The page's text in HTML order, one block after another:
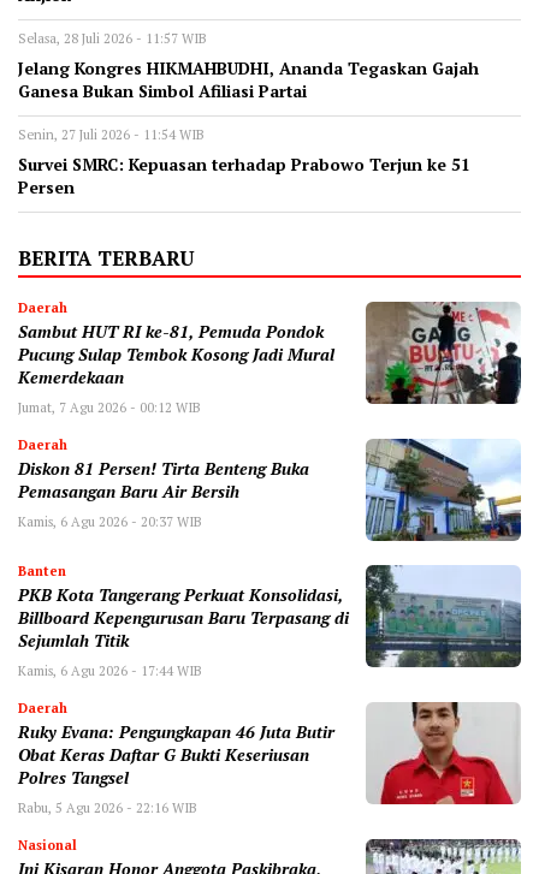
Selasa, 28 Juli 2026 - 11:57 WIB
‎Jelang Kongres HIKMAHBUDHI, Ananda Tegaskan Gajah
Ganesa Bukan Simbol Afiliasi Partai
Senin, 27 Juli 2026 - 11:54 WIB
‎Survei SMRC: Kepuasan terhadap Prabowo Terjun ke 51
Persen
BERITA TERBARU
Daerah
Sambut HUT RI ke-81, Pemuda Pondok
Pucung Sulap Tembok Kosong Jadi Mural
Kemerdekaan
Jumat, 7 Agu 2026 - 00:12 WIB
Daerah
Diskon 81 Persen! Tirta Benteng Buka
Pemasangan Baru Air Bersih
Kamis, 6 Agu 2026 - 20:37 WIB
Banten
‎PKB Kota Tangerang Perkuat Konsolidasi,
Billboard Kepengurusan Baru Terpasang di
Sejumlah Titik ‎
Kamis, 6 Agu 2026 - 17:44 WIB
Daerah
‎Ruky Evana: Pengungkapan 46 Juta Butir
Obat Keras Daftar G Bukti Keseriusan
Polres Tangsel
Rabu, 5 Agu 2026 - 22:16 WIB
Nasional
Ini Kisaran Honor Anggota Paskibraka,